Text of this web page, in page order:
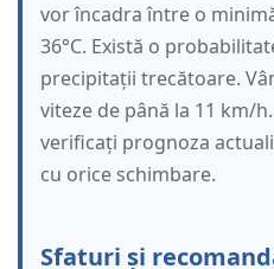
vor încadra între o
36°C. Există o
precipitații trecătoare.
viteze de până la 11 km/
verificați prognoza
cu orice schimbare.
Sfaturi și